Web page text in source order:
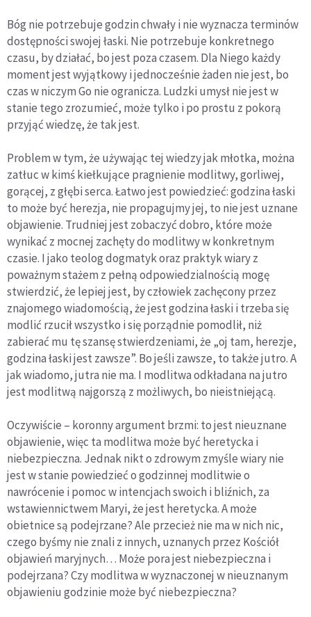
Bóg nie potrzebuje godzin chwały i nie wyznacza terminów
dostępności swojej łaski. Nie potrzebuje konkretnego
czasu, by działać, bo jest poza czasem. Dla Niego każdy
moment jest wyjątkowy i jednocześnie żaden nie jest, bo
czas w niczym Go nie ogranicza. Ludzki umysł nie jest w
stanie tego zrozumieć, może tylko i po prostu z pokorą
przyjąć wiedzę, że tak jest.
Problem w tym, że używając tej wiedzy jak młotka, można
zatłuc w kimś kiełkujące pragnienie modlitwy, gorliwej,
gorącej, z głębi serca. Łatwo jest powiedzieć: godzina łaski
to może być herezja, nie propagujmy jej, to nie jest uznane
objawienie. Trudniej jest zobaczyć dobro, które może
wynikać z mocnej zachęty do modlitwy w konkretnym
czasie. I jako teolog dogmatyk oraz praktyk wiary z
poważnym stażem z pełną odpowiedzialnością mogę
stwierdzić, że lepiej jest, by człowiek zachęcony przez
znajomego wiadomością, że jest godzina łaski i trzeba się
modlić rzucił wszystko i się porządnie pomodlił, niż
zabierać mu tę szansę stwierdzeniami, że „oj tam, herezje,
godzina łaski jest zawsze”. Bo jeśli zawsze, to także jutro. A
jak wiadomo, jutra nie ma. I modlitwa odkładana na jutro
jest modlitwą najgorszą z możliwych, bo nieistniejącą.
Oczywiście – koronny argument brzmi: to jest nieuznane
objawienie, więc ta modlitwa może być heretycka i
niebezpieczna. Jednak nikt o zdrowym zmyśle wiary nie
jest w stanie powiedzieć o godzinnej modlitwie o
nawrócenie i pomoc w intencjach swoich i bliźnich, za
wstawiennictwem Maryi, że jest heretycka. A może
obietnice są podejrzane? Ale przecież nie ma w nich nic,
czego byśmy nie znali z innych, uznanych przez Kościół
objawień maryjnych… Może pora jest niebezpieczna i
podejrzana? Czy modlitwa w wyznaczonej w nieuznanym
objawieniu godzinie może być niebezpieczna?